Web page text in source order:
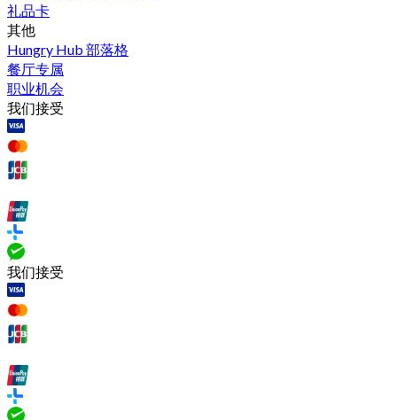
礼品卡
其他
Hungry Hub 部落格
餐厅专属
职业机会
我们接受
我们接受